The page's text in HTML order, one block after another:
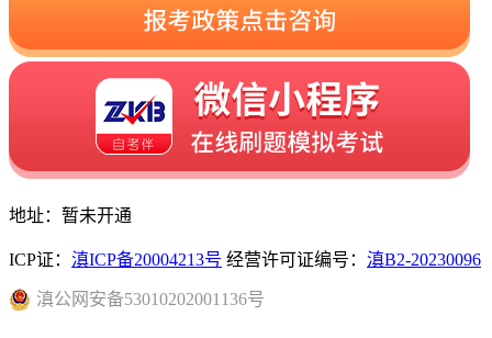
地址：暂未开通
ICP证： 滇ICP备20004213号 经营许可证编号： 滇B2-20230096
滇公网安备53010202001136号